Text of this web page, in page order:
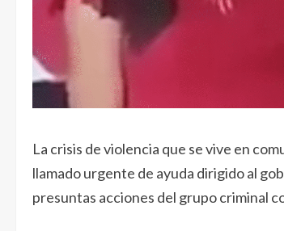
La crisis de violencia que se vive en
llamado urgente de ayuda dirigido al
presuntas acciones del grupo criminal